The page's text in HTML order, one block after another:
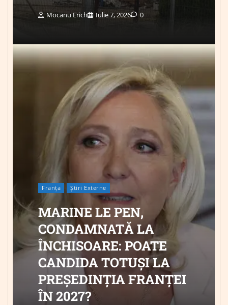
Mocanu Erich Iulie 7, 2026 0
Franța Știri Externe
MARINE LE PEN,
CONDAMNATĂ LA
ÎNCHISOARE: POATE
CANDIDA TOTUȘI LA
PREȘEDINȚIA FRANȚEI
ÎN 2027?